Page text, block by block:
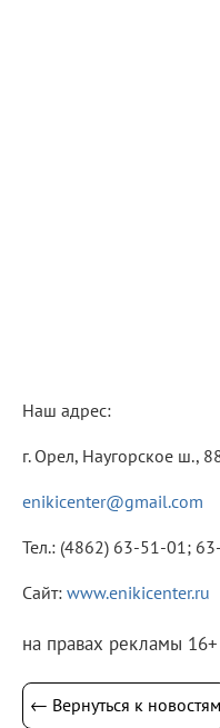
Наш адрес:
г. Орел, Наугорское ш.,
enikicenter@gmail.com
Тел.: (4862) 63-51-01;
Сайт: www.enikicenter.ru
на правах рекламы 16+
← Вернуться к новостям